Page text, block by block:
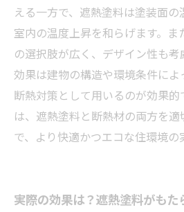
える一方で、遮熱塗料は塗装面
室内の温度上昇を和らげます。
の選択肢が広く、デザイン性も考
効果は建物の構造や環境条件に
断熱対策として用いるのが効果的
は、遮熱塗料と断熱材の両方を
で、より快適かつエコな住環境の
実際の効果は？遮熱塗料がも